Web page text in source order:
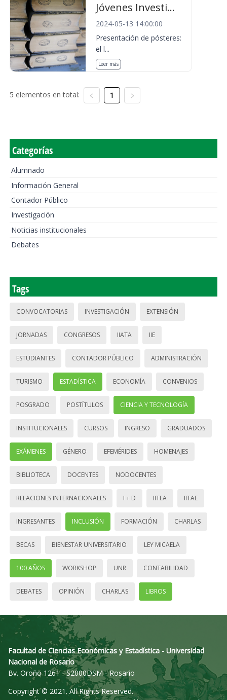
Jóvenes Investi...
2024-05-13 14:00:00
Presentación de pósteres:
el l...
Leer más
5 elementos en total: 1
Categorías
Alumnado
Información General
Contador Público
Investigación
Noticias institucionales
Debates
Tags
CONVOCATORIAS INVESTIGACIÓN EXTENSIÓN
JORNADAS CONGRESOS IIATA IIE
ESTUDIANTES CONTADOR PÚBLICO ADMINISTRACIÓN
TURISMO ESTADÍSTICA ECONOMÍA CONVENIOS
POSGRADO POSTÍTULOS CIENCIA Y TECNOLOGÍA
INSTITUCIONALES CURSOS INGRESO GRADUADOS
EXÁMENES GÉNERO EFEMÉRIDES HOMENAJES
BIBLIOTECA DOCENTES NODOCENTES
RELACIONES INTERNACIONALES I + D IITEA IITAE
INGRESANTES INCLUSIÓN FORMACIÓN CHARLAS
BECAS BIENESTAR UNIVERSITARIO LEY MICAELA
100 AÑOS WORKSHOP UNR CONTABILIDAD
DEBATES OPINIÓN CHARLAS LIBROS
Facultad de Ciencias Económicas y Estadística - Universidad
Nacional de Rosario
Bv. Oroño 1261 - S2000DSM - Rosario
Copyright © 2021. All Rights Reserved.